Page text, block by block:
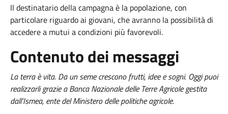
Il destinatario della campagna è la popolazione, con
particolare riguardo ai giovani, che avranno la possibilità di
accedere a mutui a condizioni più favorevoli.
Contenuto dei messaggi
La terra è vita. Da un seme crescono frutti, idee e sogni. Oggi puoi
realizzarli grazie a Banca Nazionale delle Terre Agricole gestita
dall’Ismea, ente del Ministero delle politiche agricole.